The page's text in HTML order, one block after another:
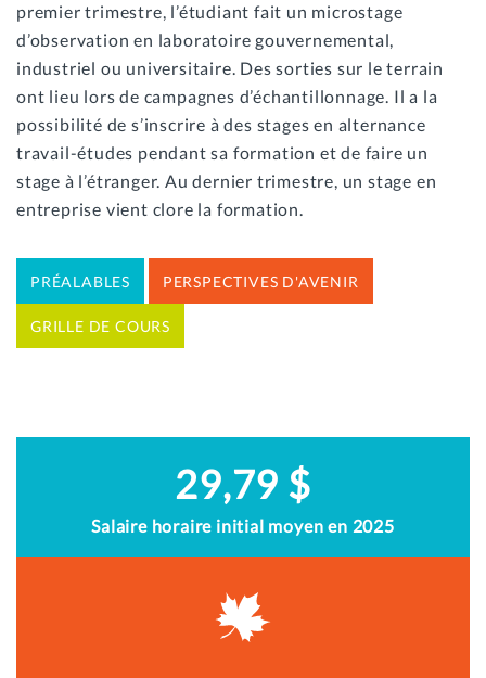
premier trimestre, l’étudiant fait un microstage
d’observation en laboratoire gouvernemental,
industriel ou universitaire. Des sorties sur le terrain
ont lieu lors de campagnes d’échantillonnage. Il a la
possibilité de s’inscrire à des stages en alternance
travail-études pendant sa formation et de faire un
stage à l’étranger. Au dernier trimestre, un stage en
entreprise vient clore la formation.
PRÉALABLES PERSPECTIVES D'AVENIR
GRILLE DE COURS
29,79 $
Salaire horaire initial moyen en 2025